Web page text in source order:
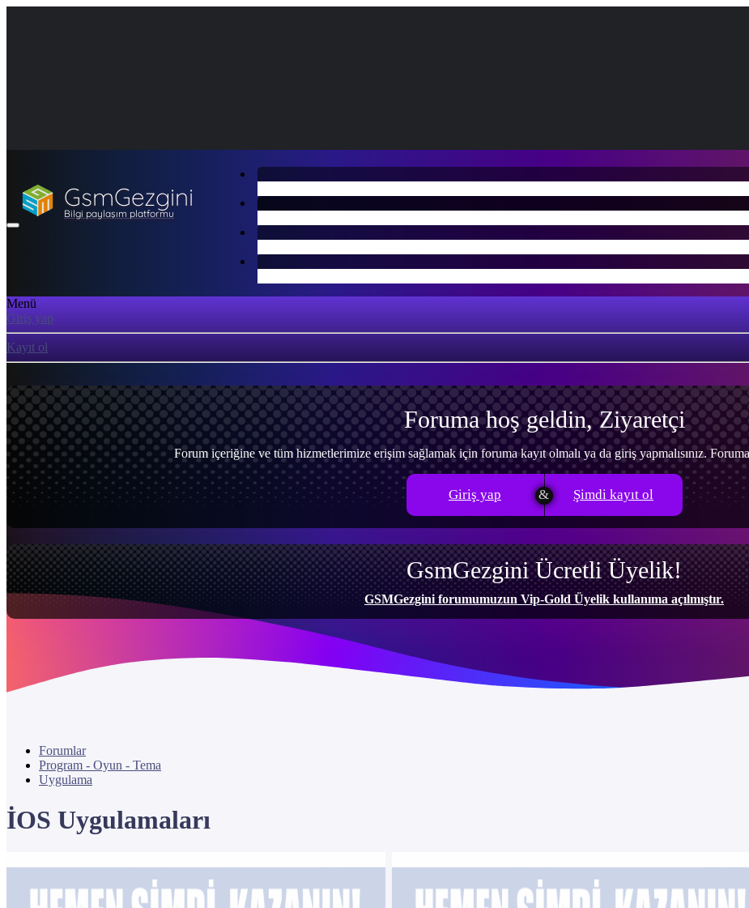
GsmGezgini
Bilgi paylaşım platformu
Menü
Giriş yap
Kayıt ol
Foruma hoş geldin, Ziyaretçi
Forum içeriğine ve tüm hizmetlerimize erişim sağlamak için foruma kayıt olmalı ya da giriş yapmalısınız.
Giriş yap Şimdi kayıt ol
GsmGezgini Ücretli Üyelik!
GSMGezgini forumumuzun Vip-Gold Üyelik kullanıma açılmıştır.
Forumlar
Program - Oyun - Tema
Uygulama
İOS Uygulamaları